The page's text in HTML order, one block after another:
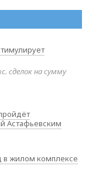
сделок на сумму
Астафьевским
в жилом комплексе